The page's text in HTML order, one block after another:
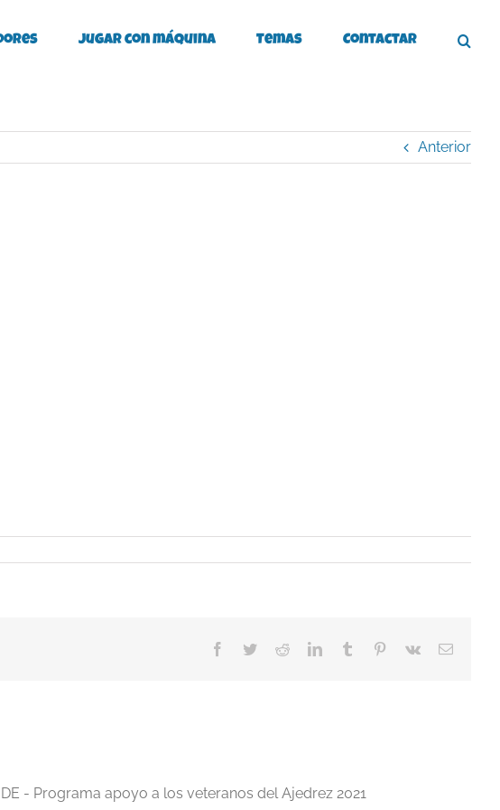
Jugar con máquina Temas Contactar
Anterior
Facebook
TwitterRedditLinkedInTumblr Pinterest
Vk
Correo
- Programa apoyo a los veteranos del Ajedrez 2021